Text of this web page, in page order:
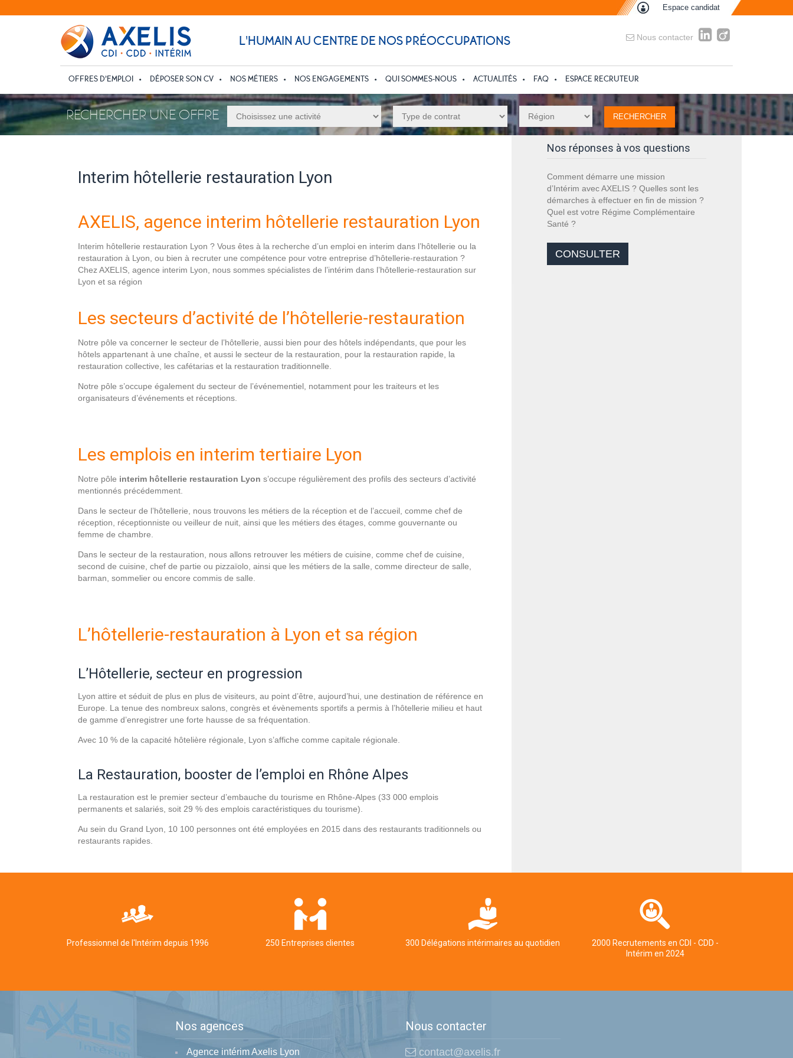
Espace candidat
L'HUMAIN AU CENTRE DE NOS PRÉOCCUPATIONS Nous contacter
OFFRES D’EMPLOI DÉPOSER SON CV NOS MÉTIERS NOS ENGAGEMENTS QUI SOMMES-NOUS ACTUALITÉS FAQ ESPACE RECRUTEUR
RECHERCHER UNE OFFRE
Interim hôtellerie restauration Lyon
AXELIS, agence interim hôtellerie restauration Lyon
Interim hôtellerie restauration Lyon ? Vous êtes à la recherche d’un emploi en interim dans l’hôtellerie ou la
restauration à Lyon, ou bien à recruter une compétence pour votre entreprise d’hôtellerie-restauration ?
Chez AXELIS, agence interim Lyon , nous sommes spécialistes de l’intérim dans l’hôtellerie-restauration sur
Lyon et sa région
Les secteurs d’activité de l’hôtellerie-restauration
Notre pôle va concerner le secteur de l’hôtellerie, aussi bien pour des hôtels indépendants, que pour les
hôtels appartenant à une chaîne, et aussi le secteur de la restauration, pour la restauration rapide, la
restauration collective, les cafétarias et la restauration traditionnelle.
Notre pôle s’occupe également du secteur de l’événementiel, notamment pour les traiteurs et les
organisateurs d’événements et réceptions.
Les emplois en interim tertiaire Lyon
Notre pôle interim hôtellerie restauration Lyon s’occupe régulièrement des profils des secteurs d’activité
mentionnés précédemment.
Dans le secteur de l’hôtellerie, nous trouvons les métiers de la réception et de l’accueil, comme chef de
réception, réceptionniste ou veilleur de nuit, ainsi que les métiers des étages, comme gouvernante ou
femme de chambre.
Dans le secteur de la restauration, nous allons retrouver les métiers de cuisine, comme chef de cuisine,
second de cuisine, chef de partie ou pizzaïolo, ainsi que les métiers de la salle, comme directeur de salle,
barman, sommelier ou encore commis de salle.
L’hôtellerie-restauration à Lyon et sa région
L’Hôtellerie, secteur en progression
Lyon attire et séduit de plus en plus de visiteurs, au point d’être, aujourd’hui, une destination de référence en
Europe. La tenue des nombreux salons, congrès et évènements sportifs a permis à l’hôtellerie milieu et haut
de gamme d’enregistrer une forte hausse de sa fréquentation.
Avec 10 % de la capacité hôtelière régionale, Lyon s’affiche comme capitale régionale.
La Restauration, booster de l’emploi en Rhône Alpes
La restauration est le premier secteur d’embauche du tourisme en Rhône-Alpes (33 000 emplois
permanents et salariés, soit 29 % des emplois caractéristiques du tourisme).
Au sein du Grand Lyon, 10 100 personnes ont été employées en 2015 dans des restaurants traditionnels ou
restaurants rapides.
Nos réponses à vos questions
Comment démarre une mission
d’Intérim avec AXELIS ? Quelles sont les
démarches à effectuer en fin de mission ?
Quel est votre Régime Complémentaire
Santé ?
CONSULTER
Professionnel de l'Intérim depuis 1996 250 Entreprises clientes 300 Délégations intérimaires au quotidien
2000 Recrutements en CDI - CDD -
Intérim en 2024
Nos agences
Agence intérim Axelis Lyon
Nous contacter
contact@axelis.fr